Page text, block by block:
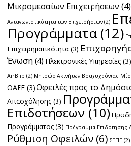
Μικρομεσαίων Επιχειρήσεων (4)
Ανταγωνιστικότητα των Επιχειρήσεων (2)
Προγράμματα (12)
Επιχειρηματικότητα (3)
Ένωση(4) Ηλεκτρονικές Υπηρεσίες (3)
AirBnb (2) Μητρώο Ακινήτων Βραχυχρόνιας
ΟΑΕΕ (3) Οφειλές προς το
Απασχόλησης (3)
Επιδοτήσεων (10)
Προγράμματος (3) Πρόγραμμα Επιδότησης
Ρύθμιση Οφειλών (6) ΣΕΠΕ (2)